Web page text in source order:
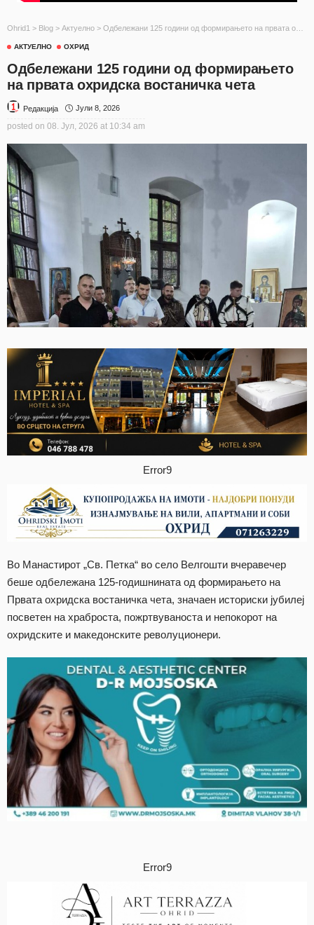
Ohrid1 > Blog > Актуелно > Одбележани 125 години од формирањето на првата охридска востаничка чета
АКТУЕЛНО ОХРИД
Одбележани 125 години од формирањето
на првата охридска востаничка чета
Редакција Јули 8, 2026
posted on 08. Јул, 2026 at 10:34 am
Error9
Во Манастирот „Св. Петка“ во село Велгошти вчеравечер
беше одбележана 125-годишнината од формирањето на
Првата охридска востаничка чета, значаен историски јубилеј
посветен на храброста, пожртвуваноста и непокорот на
охридските и македонските револуционери.
Error9